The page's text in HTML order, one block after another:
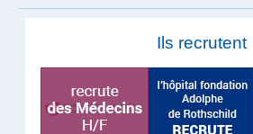
Ils recrutent